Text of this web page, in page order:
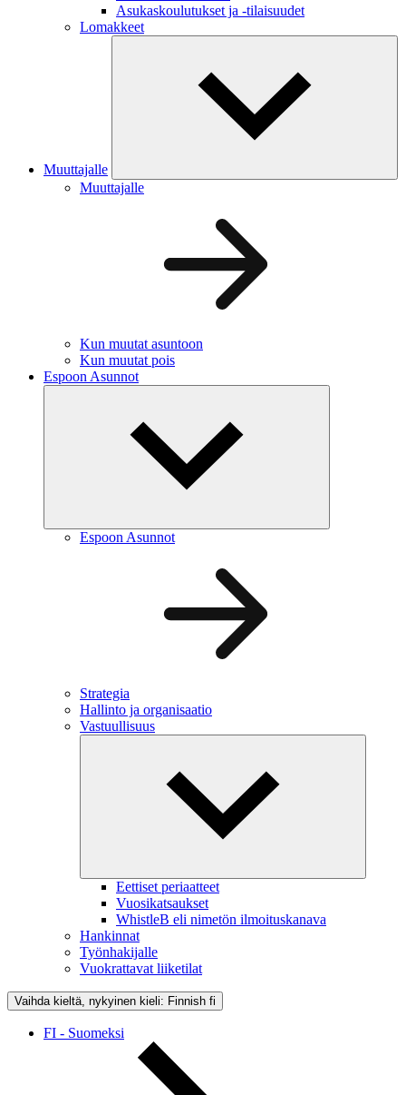
Asukaskoulutukset ja -tilaisuudet
Lomakkeet
Muuttajalle
Muuttajalle
Kun muutat asuntoon
Kun muutat pois
Espoon Asunnot
Espoon Asunnot
Strategia
Hallinto ja organisaatio
Vastuullisuus
Eettiset periaatteet
Vuosikatsaukset
WhistleB eli nimetön ilmoituskanava
Hankinnat
Työnhakijalle
Vuokrattavat liiketilat
Vaihda kieltä, nykyinen kieli: Finnish fi
FI - Suomeksi